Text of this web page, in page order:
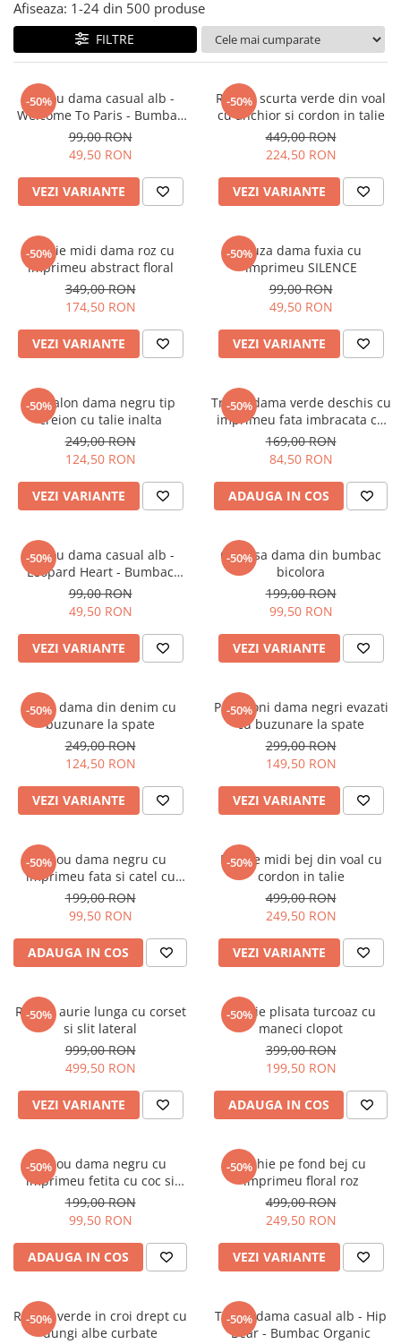
Tricouri si topuri
Rochii de eveniment
Afiseaza: 1-24 din 500 produse
FILTRE
-50%
Tricou dama casual alb -
Welcome To Paris - Bumbac
Organic
99,00 RON
49,50 RON
VEZI VARIANTE
-50%
Rochie scurta verde din voal
cu anchior si cordon in talie
449,00 RON
224,50 RON
VEZI VARIANTE
-50%
Rochie midi dama roz cu
imprimeu abstract floral
349,00 RON
174,50 RON
VEZI VARIANTE
-50%Bluza dama fuxia cu
imprimeu SILENCE
99,00 RON
49,50 RON
VEZI VARIANTE
-50%
Pantalon dama negru tip
creion cu talie inalta
249,00 RON
124,50 RON
VEZI VARIANTE
-50%
Tricou dama verde deschis cu
imprimeu fata imbracata cu
alb si inghetata in mana
169,00 RON
84,50 RON
ADAUGA IN COS
-50%
Tricou dama casual alb -
Leopard Heart - Bumbac
Organic
99,00 RON
49,50 RON
VEZI VARIANTE
-50%
Camasa dama din bumbac
bicolora
199,00 RON
99,50 RON
VEZI VARIANTE
-50%
Blugi dama din denim cu
buzunare la spate
249,00 RON
124,50 RON
VEZI VARIANTE
-50%
Pantaloni dama negri evazati
cu buzunare la spate
299,00 RON
149,50 RON
VEZI VARIANTE
-50%
Tricou dama negru cu
imprimeu fata si catel cu
ochelari
199,00 RON
99,50 RON
ADAUGA IN COS
-50%
Rochie midi bej din voal cu
cordon in talie
499,00 RON
249,50 RON
VEZI VARIANTE
-50%
Rochie aurie lunga cu corset
si slit lateral
999,00 RON
499,50 RON
VEZI VARIANTE
-50%
Rochie plisata turcoaz cu
maneci clopot
399,00 RON
199,50 RON
ADAUGA IN COS
-50%
Tricou dama negru cu
imprimeu fetita cu coc si
ochelari albastrii
199,00 RON
99,50 RON
ADAUGA IN COS
-50%
Rochie pe fond bej cu
imprimeu floral roz
499,00 RON
249,50 RON
VEZI VARIANTE
-50%
Rochie verde in croi drept cu
dungi albe curbate
-50%
Tricou dama casual alb - Hip
Bear - Bumbac Organic